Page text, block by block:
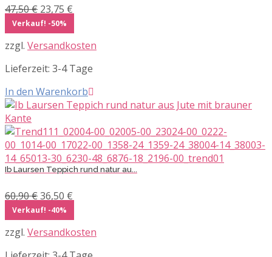
47,50€ Ursprünglicher
Preis
war:
47,50 €
23,75 €
ist:
23,75 €.
Verkauf! -50%
zzgl. Versandkosten
Lieferzeit: 3-4 Tage
In den Warenkorb
Ib Laursen Teppich rund natur au...
60,90€Ursprünglicher
Preis
war:
60,90 €
36,50 €
ist:
36,50 €.
Verkauf! -40%
zzgl. Versandkosten